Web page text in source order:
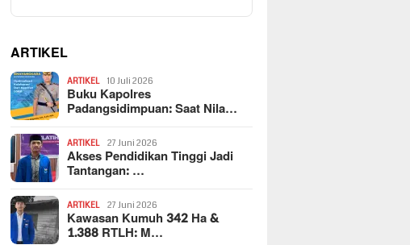
ARTIKEL
ARTIKEL 10 Juli 2026
Buku Kapolres
Padangsidimpuan: Saat Nila…
ARTIKEL 27 Juni 2026
Akses Pendidikan Tinggi Jadi
Tantangan: …
ARTIKEL 27 Juni 2026
Kawasan Kumuh 342 Ha &
1.388 RTLH: M…